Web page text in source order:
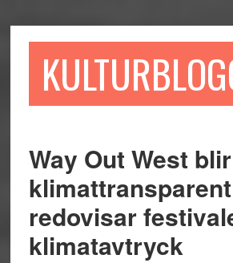
till
till
sidofältet
till
Way Out West blir
redovisar
klimatavtryck